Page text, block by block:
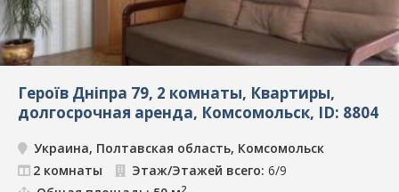
Героїв Дніпра 79, 2 комнаты, Квартиры,
долгосрочная аренда, Комсомольск, ID: 8804
Украина, Полтавская область, Комсомольск
2 комнаты
Этаж/Этажей всего: 6/9
2